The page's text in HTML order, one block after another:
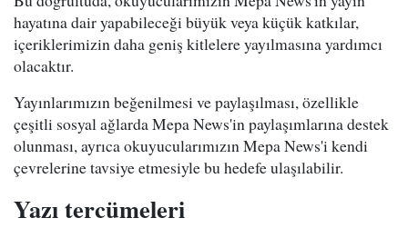
hayatına dair yapabileceği büyük veya küçük katkılar,
içeriklerimizin daha geniş kitlelere yayılmasına yardımcı
olacaktır.
Yayınlarımızın beğenilmesi ve paylaşılması, özellikle
çeşitli sosyal ağlarda Mepa News'in paylaşımlarına destek
olunması, ayrıca okuyucularımızın Mepa News'i kendi
çevrelerine tavsiye etmesiyle bu hedefe ulaşılabilir.
Yazı tercümeleri